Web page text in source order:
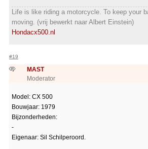
Life is like riding a motorcycle. To keep your
moving. (vrij bewerkt naar Albert Einstein)
Hondacx500.nl
#19
MAST
Moderator
Model: CX 500
Bouwjaar: 1979
Bijzonderheden:
-
Eigenaar: Sil Schilperoord.